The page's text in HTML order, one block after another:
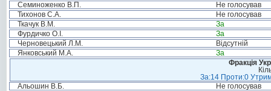
Семиноженко В.П.
Не голосував
Тихонов С.А.
Не голосував
Ткачук В.М.
За
Фурдичко О.І.
За
Черновецький Л.М.
Відсутній
Янковський М.А.
За
Фракція
За:14 Проти:0
Альошин В.Б.
Не голосував